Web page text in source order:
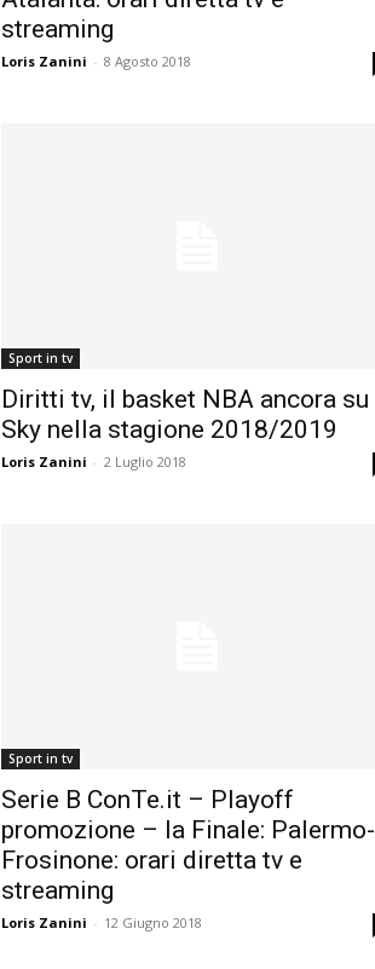
streaming
Loris Zanini - 8 Agosto 2018
Sport in tv
Diritti tv, il basket NBA ancora su
Sky nella stagione 2018/2019
Loris Zanini - 2 Luglio 2018
Sport in tv
Serie B ConTe.it – Playoff
promozione – la Finale: Palermo-
Frosinone: orari diretta tv e
streaming
Loris Zanini - 12 Giugno 2018